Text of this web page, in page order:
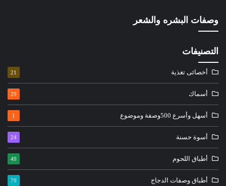
وصفات البشره والشعر
التصنيفات
أخصائى تغذية 21
أسماك 29
أسهل وأسرع 500وصفة وموضوع 1
أسوة حسنة 24
أطباق اللحوم 49
أطباق وصفات الدجاج 79